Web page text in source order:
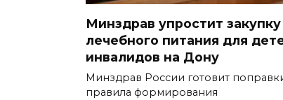
Минздрав упростит закупку
лечебного питания для
инвалидов на Дону
Минздрав России готовит
правила формирования